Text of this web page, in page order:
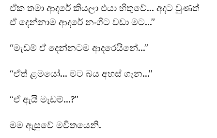
ඒක තමා ආදරේ කියලා එයා හිතුවේ… අදට වුණත්
ඒ දෙන්නාම ආදරේ නංගිට වඩා මට…”
“මැඩම් ඒ දෙන්නටම ආදරෙයිනේ…”
“ඒත් ළමයෝ… මට බය අහස් ගැන…”
“ඒ ඇයි මැඩම්…?”
මම ඇසුවේ මවිතයෙනි.